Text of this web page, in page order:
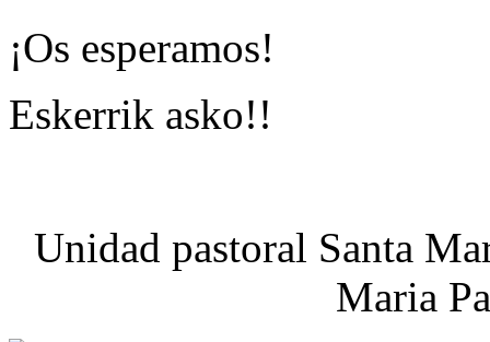
¡Os esperamos!
Eskerrik asko!!
Unidad pastoral Santa
Maria